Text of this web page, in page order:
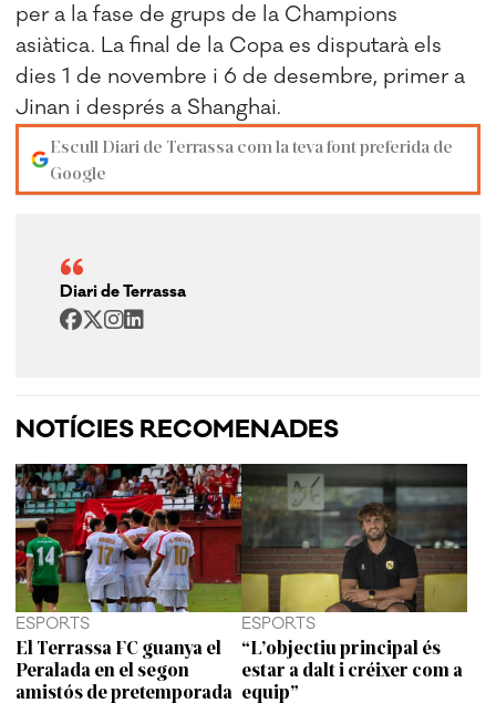
per a la fase de grups de la Champions
asiàtica. La final de la Copa es disputarà els
dies 1 de novembre i 6 de desembre, primer a
Jinan i després a Shanghai.
Escull Diari de Terrassa com la teva font preferida de
Google
Diari de Terrassa
NOTÍCIES RECOMENADES
ESPORTS
El Terrassa FC guanya el
Peralada en el segon
amistós de pretemporada
ESPORTS
“L’objectiu principal és
estar a dalt i créixer com a
equip”